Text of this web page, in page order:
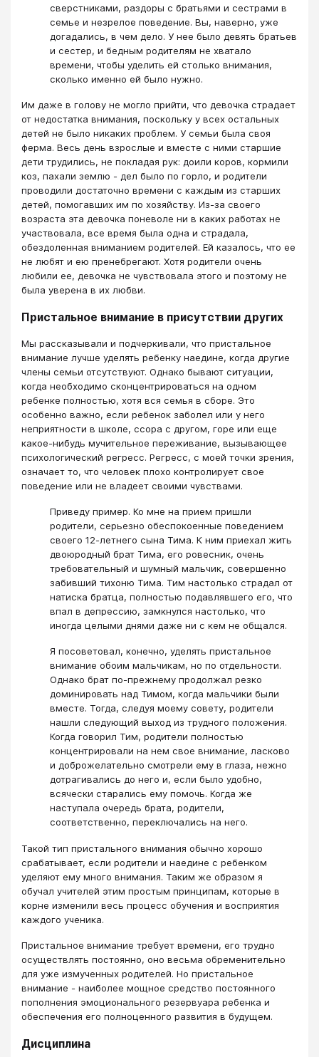
сверстниками, раздоры с братьями и сестрами в
семье и незрелое поведение. Вы, наверно, уже
догадались, в чем дело. У нее было девять братьев
и сестер, и бедным родителям не хватало
времени, чтобы уделить ей столько внимания,
сколько именно ей было нужно.
Им даже в голову не могло прийти, что девочка страдает
от недостатка внимания, поскольку у всех остальных
детей не было никаких проблем. У семьи была своя
ферма. Весь день взрослые и вместе с ними старшие
дети трудились, не покладая рук: доили коров, кормили
коз, пахали землю - дел было по горло, и родители
проводили достаточно времени с каждым из старших
детей, помогавших им по хозяйству. Из-за своего
возраста эта девочка поневоле ни в каких работах не
участвовала, все время была одна и страдала,
обездоленная вниманием родителей. Ей казалось, что ее
не любят и ею пренебрегают. Хотя родители очень
любили ее, девочка не чувствовала этого и поэтому не
была уверена в их любви.
Пристальное внимание в присутствии других
Мы рассказывали и подчеркивали, что пристальное
внимание лучше уделять ребенку наедине, когда другие
члены семьи отсутствуют. Однако бывают ситуации,
когда необходимо сконцентрироваться на одном
ребенке полностью, хотя вся семья в сборе. Это
особенно важно, если ребенок заболел или у него
неприятности в школе, ссора с другом, горе или еще
какое-нибудь мучительное переживание, вызывающее
психологический регресс. Регресс, с моей точки зрения,
означает то, что человек плохо контролирует свое
поведение или не владеет своими чувствами.
Приведу пример. Ко мне на прием пришли
родители, серьезно обеспокоенные поведением
своего 12-летнего сына Тима. К ним приехал жить
двоюродный брат Тима, его ровесник, очень
требовательный и шумный мальчик, совершенно
забивший тихоню Тима. Тим настолько страдал от
натиска братца, полностью подавлявшего его, что
впал в депрессию, замкнулся настолько, что
иногда целыми днями даже ни с кем не общался.
Я посоветовал, конечно, уделять пристальное
внимание обоим мальчикам, но по отдельности.
Однако брат по-прежнему продолжал резко
доминировать над Тимом, когда мальчики были
вместе. Тогда, следуя моему совету, родители
нашли следующий выход из трудного положения.
Когда говорил Тим, родители полностью
концентрировали на нем свое внимание, ласково
и доброжелательно смотрели ему в глаза, нежно
дотрагивались до него и, если было удобно,
всячески старались ему помочь. Когда же
наступала очередь брата, родители,
соответственно, переключались на него.
Такой тип пристального внимания обычно хорошо
срабатывает, если родители и наедине с ребенком
уделяют ему много внимания. Таким же образом я
обучал учителей этим простым принципам, которые в
корне изменили весь процесс обучения и восприятия
каждого ученика.
Пристальное внимание требует времени, его трудно
осуществлять постоянно, оно весьма обременительно
для уже измученных родителей. Но пристальное
внимание - наиболее мощное средство постоянного
пополнения эмоционального резервуара ребенка и
обеспечения его полноценного развития в будущем.
Дисциплина